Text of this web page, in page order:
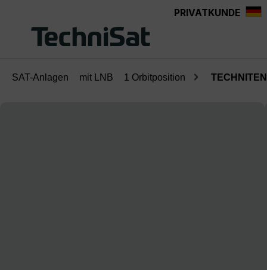
PRIVATKUNDE
SAT-Anlagen mit LNB 1 Orbitposition